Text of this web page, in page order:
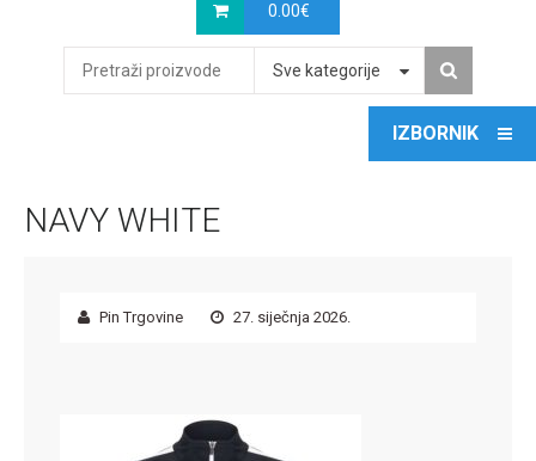
0.00€
Sve kategorije
NAVY WHITE
Pin Trgovine 27. siječnja 2026.